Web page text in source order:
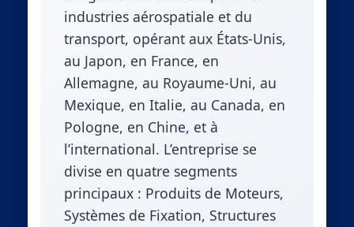
industries aérospatiale et du
transport, opérant aux États-Unis,
au Japon, en France, en
Allemagne, au Royaume-Uni, au
Mexique, en Italie, au Canada, en
Pologne, en Chine, et à
l’international. L’entreprise se
divise en quatre segments
principaux : Produits de Moteurs,
Systèmes de Fixation, Structures